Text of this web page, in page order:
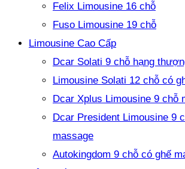
Felix Limousine 16 chỗ
Fuso Limousine 19 chỗ
Limousine Cao Cấp
Dcar Solati 9 chỗ hạng
Limousine Solati 12 chỗ có
Dcar Xplus Limousine 9 chỗ
Dcar President Limousine 9
massage
Autokingdom 9 chỗ có ghế